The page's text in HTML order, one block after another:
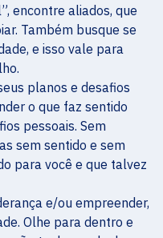
encontre aliados, que
Também busque se
e isso vale para
planos e desafios
o que faz sentido
pessoais. Sem
sem sentido e sem
para você e que talvez
e/ou empreender,
Olhe para dentro e